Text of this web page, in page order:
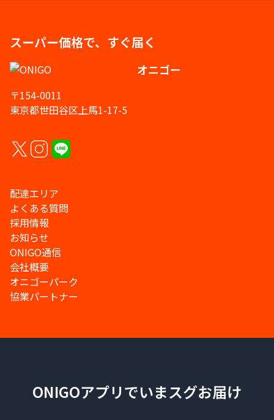
スーパー価格で、すぐ届く
オニゴー
〒154-0011
東京都世田谷区上馬1-17-5
配達エリア
よくある質問
採用情報
お知らせ
ONIGO通信
会社概要
オニゴーパーク
協業パートナー
ONIGOアプリでいまスグお届け